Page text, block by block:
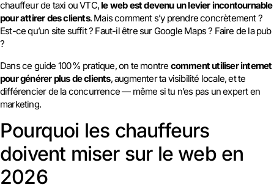
chauffeur de taxi ou VTC, le web est devenu un levier incontournable
pour attirer des clients. Mais comment s’y prendre concrètement ?
Est-ce qu’un site suffit ? Faut-il être sur Google Maps ? Faire de la pub
?
Dans ce guide 100 % pratique, on te montre comment utiliser internet
pour générer plus de clients, augmenter ta visibilité locale, et te
différencier de la concurrence — même si tu n’es pas un expert en
marketing.
Pourquoi les chauffeurs
doivent miser sur le web en
2026